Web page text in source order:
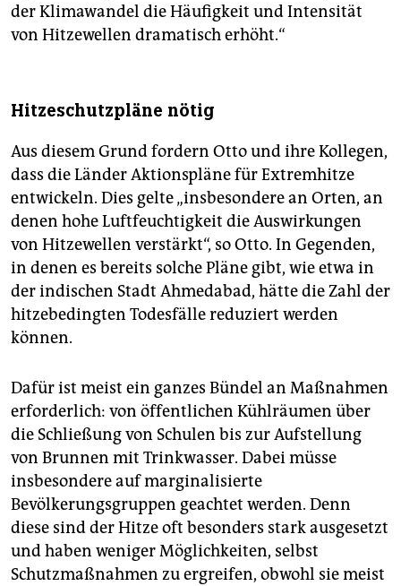
der Klimawandel die Häufigkeit und Intensität
von Hitzewellen dramatisch erhöht.“
Hitzeschutzpläne nötig
Aus diesem Grund fordern Otto und ihre Kollegen,
dass die Länder Aktionspläne für Extremhitze
entwickeln. Dies gelte „insbesondere an Orten, an
denen hohe Luftfeuchtigkeit die Auswirkungen
von Hitzewellen verstärkt“, so Otto. In Gegenden,
in denen es bereits solche Pläne gibt, wie etwa in
der indischen Stadt Ahmedabad, hätte die Zahl der
hitzebedingten Todesfälle reduziert werden
können.
Dafür ist meist ein ganzes Bündel an Maßnahmen
erforderlich: von öffentlichen Kühlräumen über
die Schließung von Schulen bis zur Aufstellung
von Brunnen mit Trinkwasser. Dabei müsse
insbesondere auf marginalisierte
Bevölkerungsgruppen geachtet werden. Denn
diese sind der Hitze oft besonders stark ausgesetzt
und haben weniger Möglichkeiten, selbst
Schutzmaßnahmen zu ergreifen, obwohl sie meist